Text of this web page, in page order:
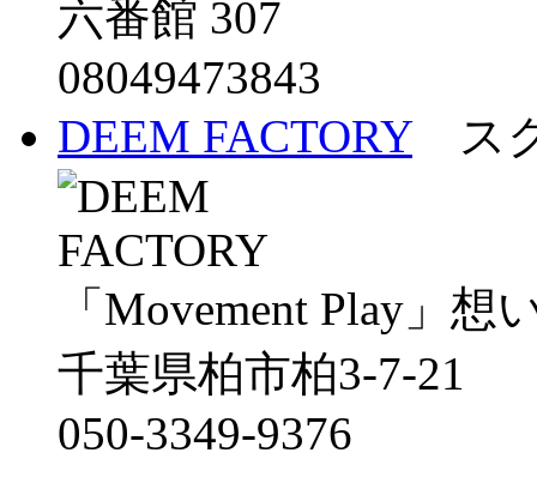
六番館 307
08049473843
DEEM FACTORYスク
「Movement Play」
千葉県柏市柏3-7-21
050-3349-9376